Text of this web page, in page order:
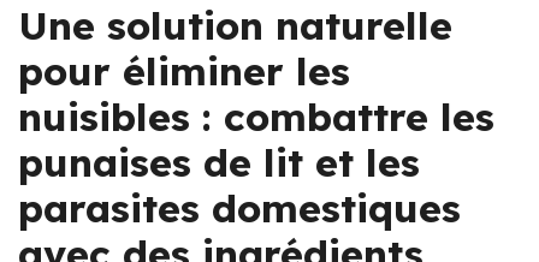
Une solution naturelle
pour éliminer les
nuisibles : combattre les
punaises de lit et les
parasites domestiques